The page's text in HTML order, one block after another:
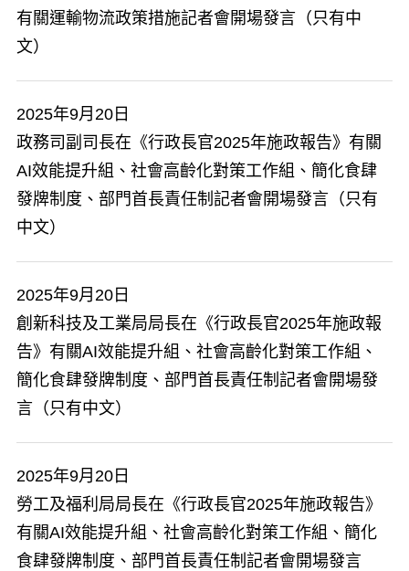
有關運輸物流政策措施記者會開場發言（只有中
文）
2025年9月20日
政務司副司長在《行政長官2025年施政報告》有關
AI效能提升組、社會高齡化對策工作組、簡化食肆
發牌制度、部門首長責任制記者會開場發言（只有
中文）
2025年9月20日
創新科技及工業局局長在《行政長官2025年施政報
告》有關AI效能提升組、社會高齡化對策工作組、
簡化食肆發牌制度、部門首長責任制記者會開場發
言（只有中文）
2025年9月20日
勞工及福利局局長在《行政長官2025年施政報告》
有關AI效能提升組、社會高齡化對策工作組、簡化
食肆發牌制度、部門首長責任制記者會開場發言